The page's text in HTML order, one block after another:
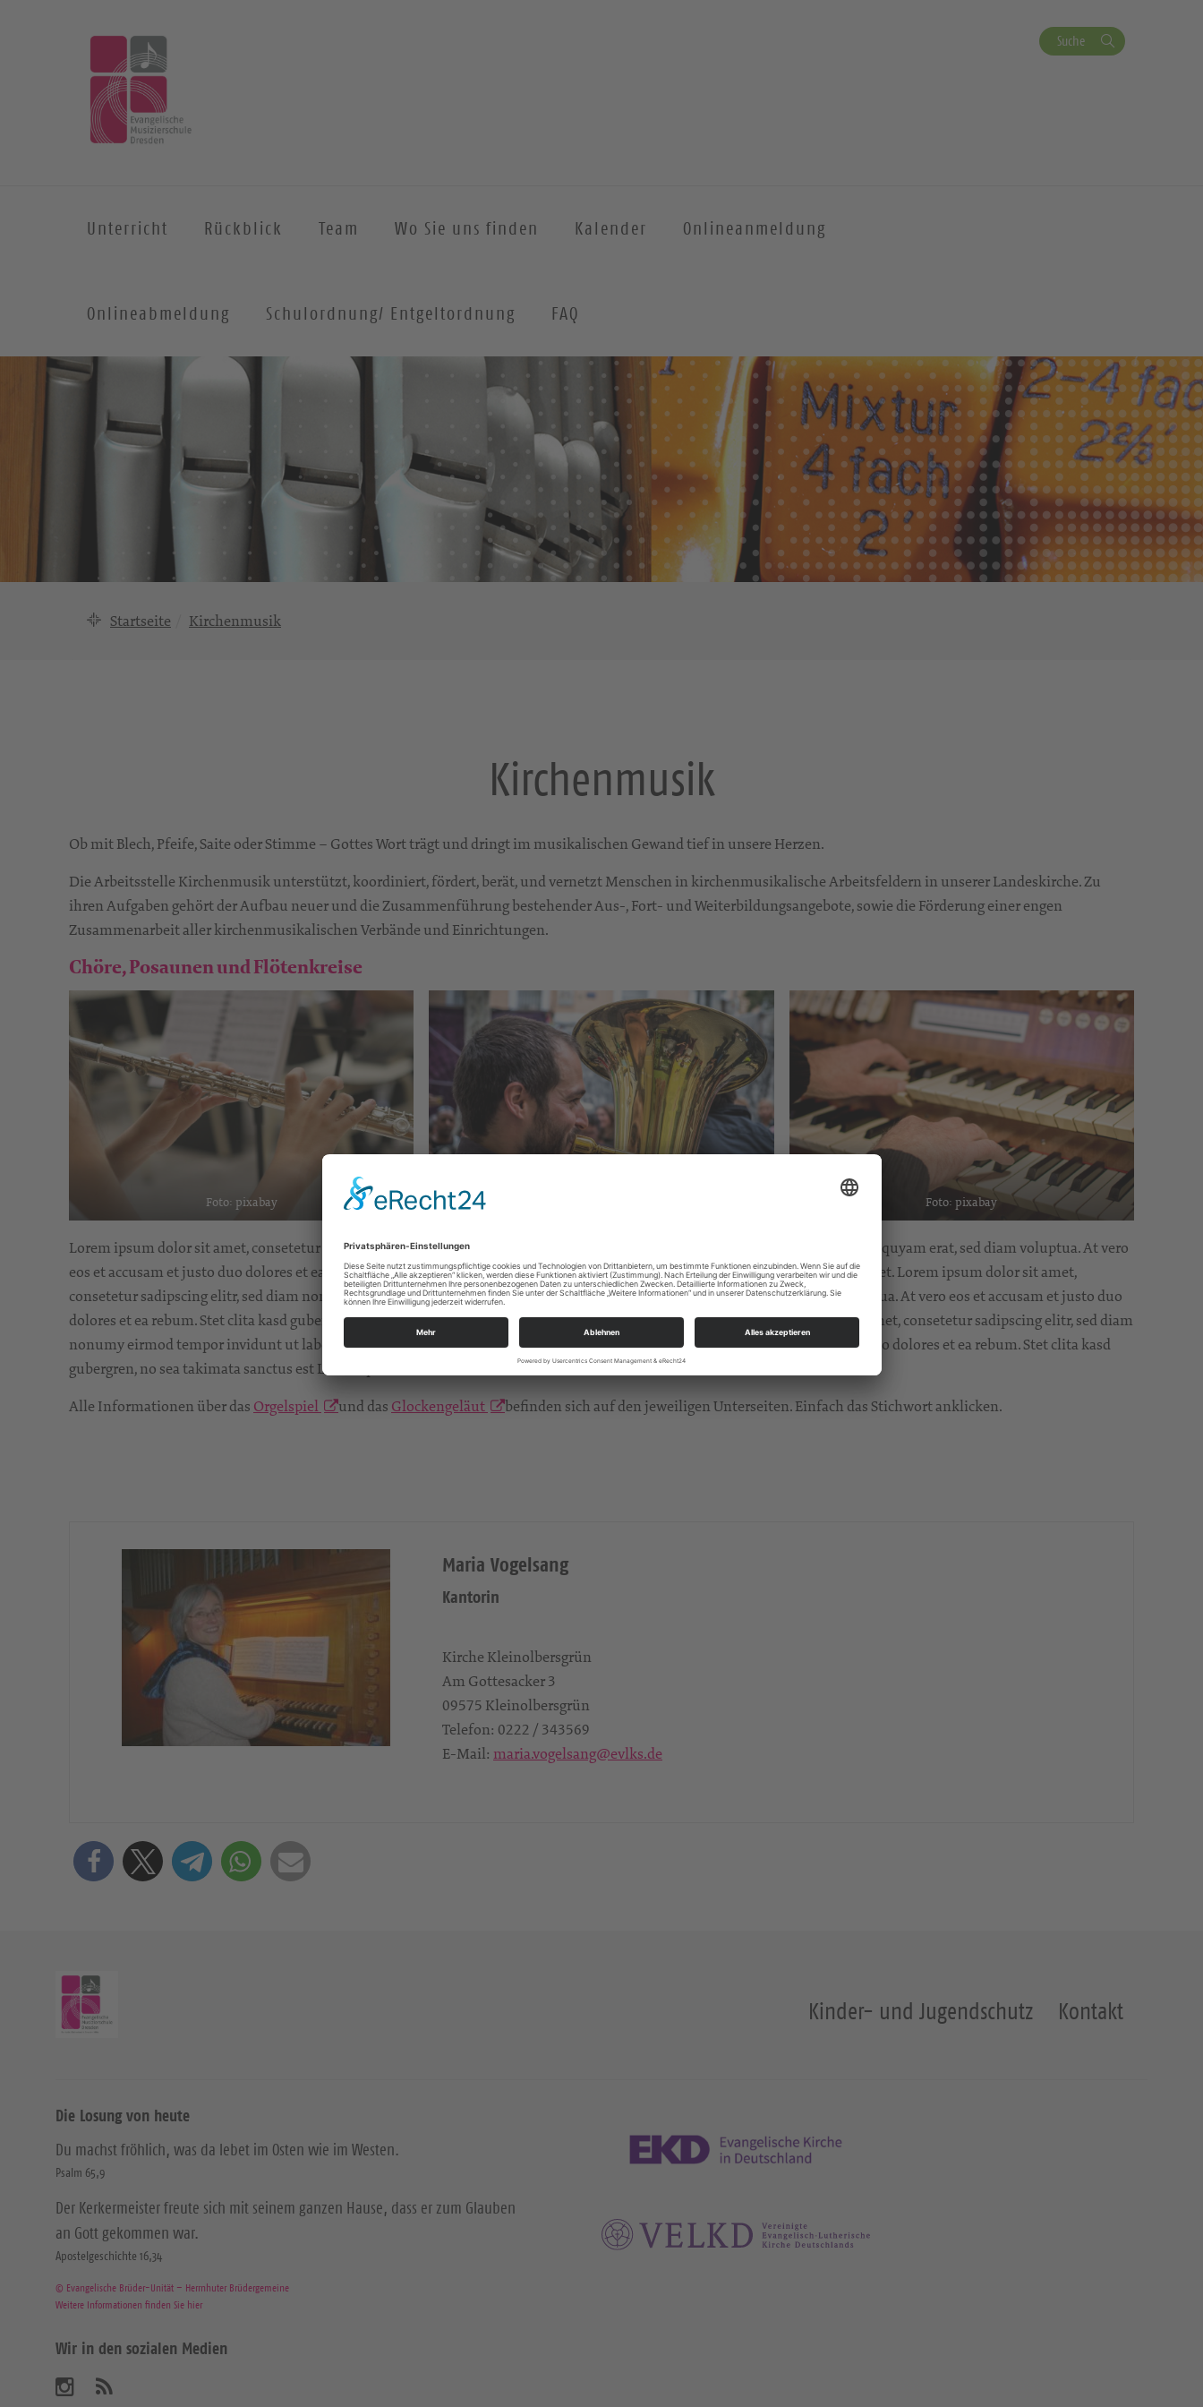
Suche
Unterricht Rückblick Team Wo Sie uns finden Kalender Onlineanmeldung
Onlineabmeldung Schulordnung/ Entgeltordnung FAQ
Startseite Kirchenmusik
Kirchenmusik
Ob mit Blech, Pfeife, Saite oder Stimme – Gottes Wort trägt und dringt im musikalischen Gewand tief in unsere Herzen.
Die Arbeitsstelle Kirchenmusik unterstützt, koordiniert, fördert, berät, und vernetzt Menschen in kirchenmusikalische Arbeitsfeldern in unserer Landeskirche. Zu
ihren Aufgaben gehört der Aufbau neuer und die Zusammenführung bestehender Aus-, Fort- und Weiterbildungsangebote, sowie die Förderung einer engen
Zusammenarbeit aller kirchenmusikalischen Verbände und Einrichtungen.
Chöre, Posaunen und Flötenkreise
Foto: pixabay Foto: pixabay
Lorem ipsum dolor sit amet, consetetur sadipscing elitr, sed diam nonumy eirmod tempor invidunt ut labore et dolore magna aliquyam erat, sed diam voluptua. At vero
eos et accusam et justo duo dolores et ea rebum. Stet clita kasd gubergren, no sea takimata sanctus est Lorem ipsum dolor sit amet. Lorem ipsum dolor sit amet,
consetetur sadipscing elitr, sed diam nonumy eirmod tempor invidunt ut labore et dolore magna aliquyam erat, sed diam voluptua. At vero eos et accusam et justo duo
dolores et ea rebum. Stet clita kasd gubergren, no sea takimata sanctus est Lorem ipsum dolor sit amet. Lorem ipsum dolor sit amet, consetetur sadipscing elitr, sed diam
nonumy eirmod tempor invidunt ut labore et dolore magna aliquyam erat, sed diam voluptua. At vero eos et accusam et justo duo dolores et ea rebum. Stet clita kasd
gubergren, no sea takimata sanctus est Lorem ipsum dolor sit amet.
Alle Informationen über das Orgelspiel und das Glockengeläut befinden sich auf den jeweiligen Unterseiten. Einfach das Stichwort anklicken.
Maria Vogelsang
Kantorin
Kirche Kleinolbersgrün
Am Gottesacker 3
09575 Kleinolbersgrün
Telefon: 0222 / 343569
E-Mail: maria.vogelsang@evlks.de
Kinder- und Jugendschutz Kontakt
Die Losung von heute
Du machst fröhlich, was da lebet im Osten wie im Westen.
Psalm 65,9
Der Kerkermeister freute sich mit seinem ganzen Hause, dass er zum Glauben
an Gott gekommen war.
Apostelgeschichte 16,34
© Evangelische Brüder-Unität – Herrnhuter Brüdergemeine
Weitere Informationen finden Sie hier
Wir in den sozialen Medien